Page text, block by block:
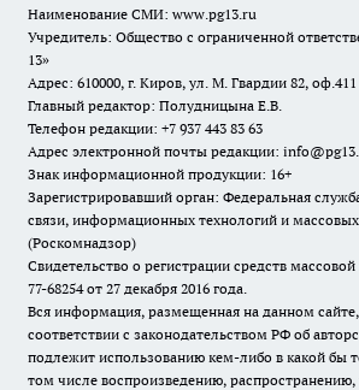
Наименование СМИ: www.pg13.ru
Учредитель: Общество с ограниченной
13»
Адрес: 610000, г. Киров, ул. М. Гвардии 82, оф.411
Главный редактор: Полудницына Е.В.
Телефон редакции: +7 937 443 83 63
Адрес электронной почты редакции:
Знак информационной продукции: 16+
Зарегистрировавший орган: Федеральная
связи, информационных технологий и
(Роскомнадзор)
Свидетельство о регистрации средств
77-68254 от 27 декабря 2016 года.
Вся информация, размещенная на данном сайте,
соответствии с законодательством РФ об
подлежит использованию кем-либо в какой бы
том числе воспроизведению, распространению,